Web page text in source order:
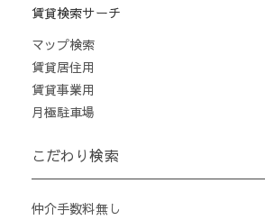
賃貸検索サーチ
マップ検索
賃貸居住用
賃貸事業用
月極駐車場
こだわり検索
仲介手数料無し